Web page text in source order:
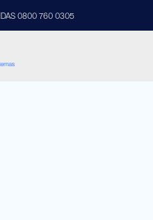
0800 760 0305